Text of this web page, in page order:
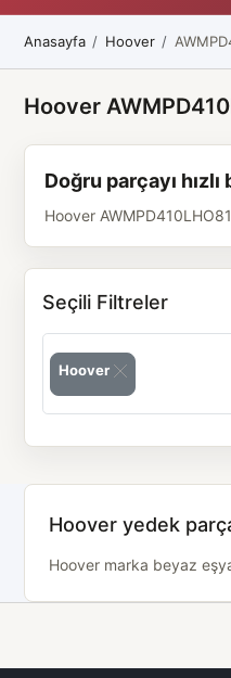
Anasayfa Hoover
Hoover
Doğru parçayı hızlı
Hoover
Seçili Filtreler
Hoover
Hoover yedek
Hoover marka beyaz